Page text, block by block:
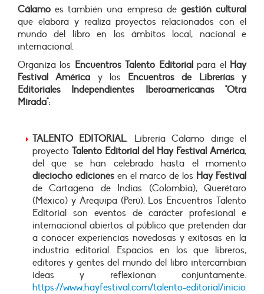
Cálamo es también una empresa de gestión cultural
que elabora y realiza proyectos relacionados con el
mundo del libro en los ámbitos local, nacional e
internacional.
Organiza los Encuentros Talento Editorialpara el Hay
Festival América y los Encuentros de Librerías y
Editoriales Independientes Iberoamericanas "Otra
Mirada":
TALENTO EDITORIAL. Librería Cálamo dirige el
proyecto Talento Editorial del Hay Festival América,
del que se han celebrado hasta el momento
dieciocho ediciones en el marco de los Hay Festival
de Cartagena de Indias (Colombia), Querétaro
(México) y Arequipa (Perú). Los Encuentros Talento
Editorial son eventos de carácter profesional e
internacional abiertos al público que pretenden dar
a conocer experiencias novedosas y exitosas en la
industria editorial. Espacios en los que libreros,
editores y gentes del mundo del libro intercambian
ideas y reflexionan conjuntamente.
https://www.hayfestival.com/talento-editorial/inicio